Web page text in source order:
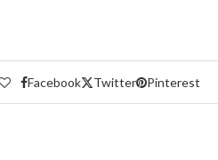
Facebook Twitter Pinterest